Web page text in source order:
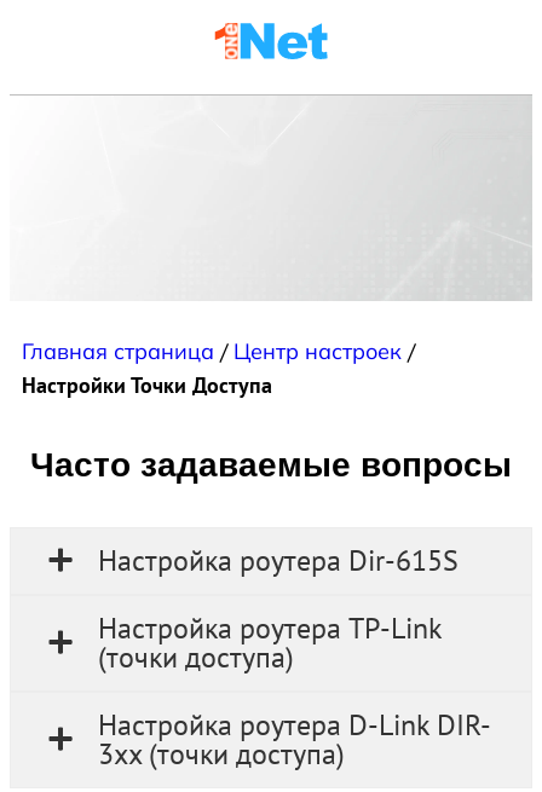
Главная страница / Центр настроек /
Настройки Точки Доступа
Часто задаваемые вопросы
Настройка роутера Dir-615S
Настройка роутера TP-Link
(точки доступа)
Настройка роутера D-Link DIR-
3xx (точки доступа)